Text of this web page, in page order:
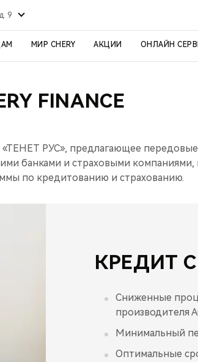
9
МИР CHERY АКЦИИ ОНЛАЙН
FINANCE
РУС», предлагающее передовые
банками и страховыми компаниями,
по кредитованию и страхованию.
КРЕДИТ С
Сниженные
Минимальный
Оптимальные